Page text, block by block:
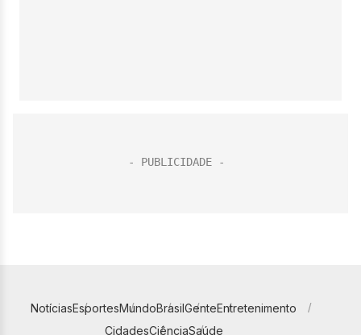
NotíciasEsportesMundoBrasilGenteEntretenimento
CidadesCiênciaSaúde